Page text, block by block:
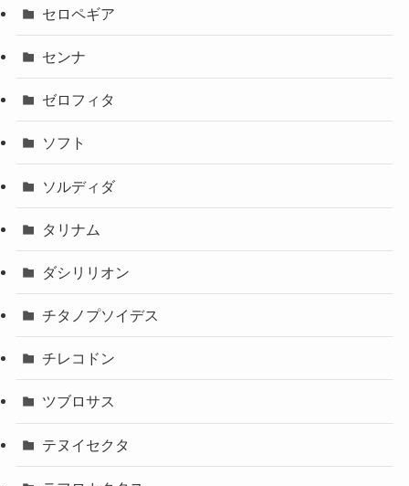
セロペギア
センナ
ゼロフィタ
ソフト
ソルディダ
タリナム
ダシリリオン
チタノプソイデス
チレコドン
ツブロサス
テヌイセクタ